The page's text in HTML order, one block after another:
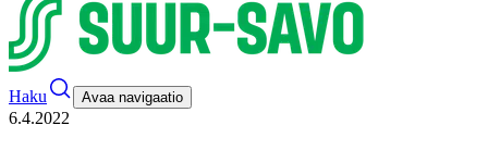
Haku Avaa navigaatio
6.4.2022